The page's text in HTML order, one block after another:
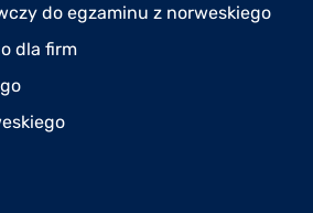
do egzaminu z norweskiego
dla firm